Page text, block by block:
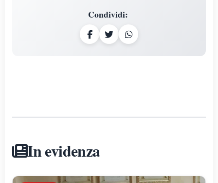
Condividi:
In evidenza